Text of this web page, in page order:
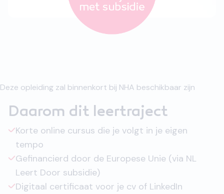
Deze opleiding zal binnenkort bij NHA beschikbaar zijn
Daarom dit leertraject
Korte online cursus die je volgt in je eigen
tempo
Gefinancierd door de Europese Unie (via NL
Leert Door subsidie)
Digitaal certificaat voor je cv of LinkedIn